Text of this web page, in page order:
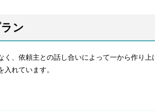
ン
、依頼主との話し合いによって一から作り上
れています。